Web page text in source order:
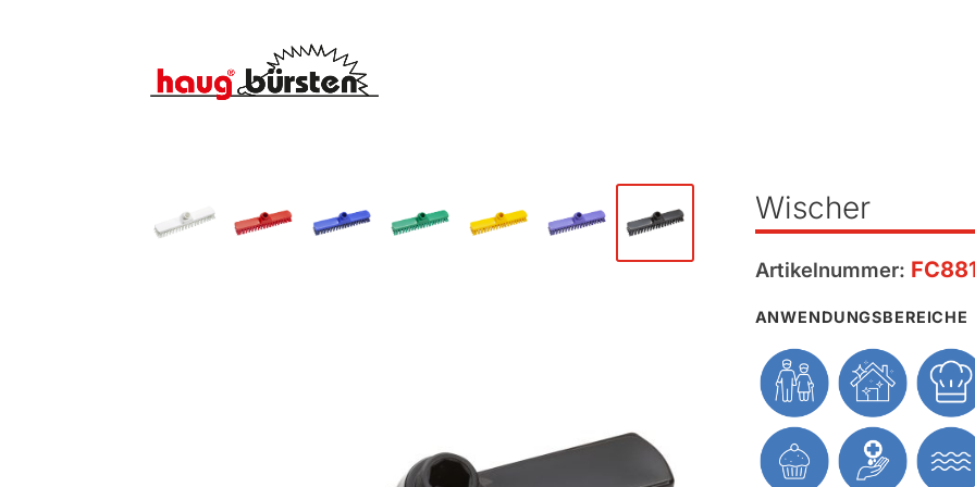
Wischer
Artikelnummer:
ANWENDUNGSBEREICHE